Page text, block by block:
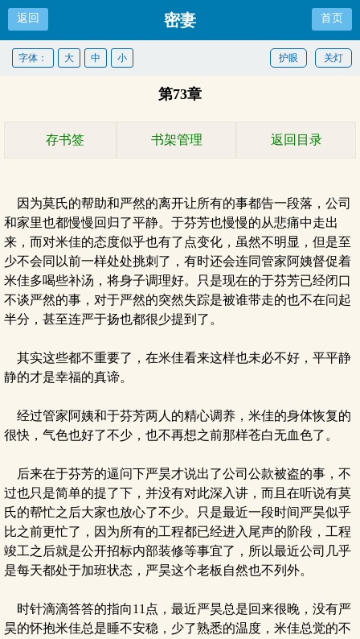
返回 密妻 首页
关灯
护眼
字体： 大 中 小
第73章
存书签 书架管理 返回目录
因为莫氏的帮助和严然的离开让所有的事都告一段落，公司
和家里也都慢慢回归了平静。于芬芳也慢慢的从悲痛中走出
来，而对米佳的态度似乎也有了点变化，虽然不明显，但是至
少不会同以前一样处处挑刺了，有时还会连同管家阿姨督促着
米佳多喝些补汤，将身子调理好。只是现在的于芬芳已经闭口
不谈严然的事，对于严然的突然失踪是被谁带走的也不在问起
半分，甚至连严于扬也都很少提到了。
其实这些都不重要了，在米佳看来这样也未必不好，平平静
静的才是幸福的真谛。
经过管家阿姨和于芬芳两人的精心调养，米佳的身体恢复的
很快，气色也好了不少，也不再想之前那样苍白无血色了。
后来在于芬芳的逼问下严昊才说出了公司公款被盗的事，不
过也只是简单的提了下，并没有对此深入讲，而且在听说有莫
氏的帮忙之后大家也放心了不少。只是最近一段时间严昊似乎
比之前更忙了，因为所有的工程都已经进入尾声的阶段，工程
竣工之后就是公开招标内部装修等事宜了，所以最近公司几乎
是每天都处于加班状态，严昊这个老板自然也不列外。
时针滴滴答答的指向11点，最近严昊总是回来很晚，没有严
昊的怀抱米佳总是睡不安稳，少了熟悉的温度，米佳总觉的不